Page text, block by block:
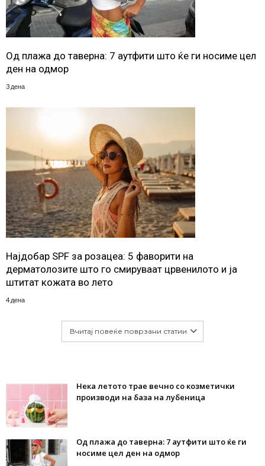
Од плажа до таверна: 7 аутфити што ќе ги носиме цел
ден на одмор
3 дена
Најдобар SPF за розацеа: 5 фаворити на
дерматолозите што го смируваат црвенилото и ја
штитат кожата во лето
4 дена
Вчитај повеќе поврзани статии
Нека летото трае вечно со козметички
производи на база на лубеница
Од плажа до таверна: 7 аутфити што ќе ги
носиме цел ден на одмор